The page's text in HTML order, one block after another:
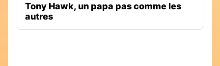
Tony Hawk, un papa pas comme les
autres